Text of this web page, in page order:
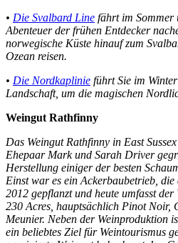
• Die Svalbard Line fährt im Sommer
Abenteuer der frühen Entdecker
norwegische Küste hinauf zum
Ozean reisen.
• Die Nordkaplinie führt Sie im
Landschaft, um die magischen
Weingut Rathfinny
Das Weingut Rathfinny in East
Ehepaar Mark und Sarah Driver
Herstellung einiger der besten
Einst war es ein Ackerbaubetrieb, die
2012 gepflanzt und heute umfasst
230 Acres, hauptsächlich Pinot Noir,
Meunier. Neben der Weinproduktion
ein beliebtes Ziel für Weintourismus